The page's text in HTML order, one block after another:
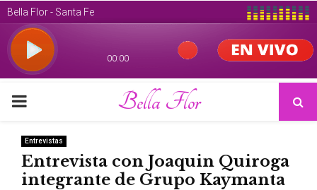
PRIMARY
MENU
Bella Flor
Entrevistas
Entrevista con Joaquin Quiroga
integrante de Grupo Kaymanta